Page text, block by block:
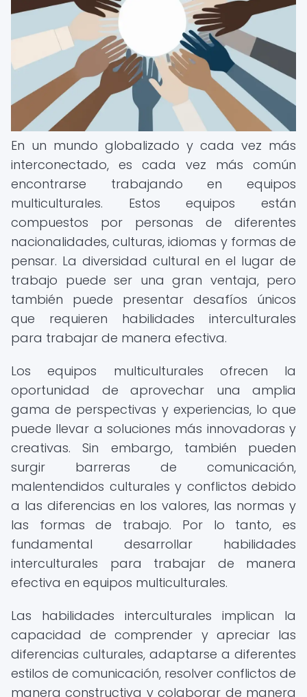
En un mundo globalizado y cada vez más
interconectado, es cada vez más común
encontrarse trabajando en equipos
multiculturales. Estos equipos están
compuestos por personas de diferentes
nacionalidades, culturas, idiomas y formas de
pensar. La diversidad cultural en el lugar de
trabajo puede ser una gran ventaja, pero
también puede presentar desafíos únicos
que requieren habilidades interculturales
para trabajar de manera efectiva.
Los equipos multiculturales ofrecen la
oportunidad de aprovechar una amplia
gama de perspectivas y experiencias, lo que
puede llevar a soluciones más innovadoras y
creativas. Sin embargo, también pueden
surgir barreras de comunicación,
malentendidos culturales y conflictos debido
a las diferencias en los valores, las normas y
las formas de trabajo. Por lo tanto, es
fundamental desarrollar habilidades
interculturales para trabajar de manera
efectiva en equipos multiculturales.
Las habilidades interculturales implican la
capacidad de comprender y apreciar las
diferencias culturales, adaptarse a diferentes
estilos de comunicación, resolver conflictos de
manera constructiva y colaborar de manera